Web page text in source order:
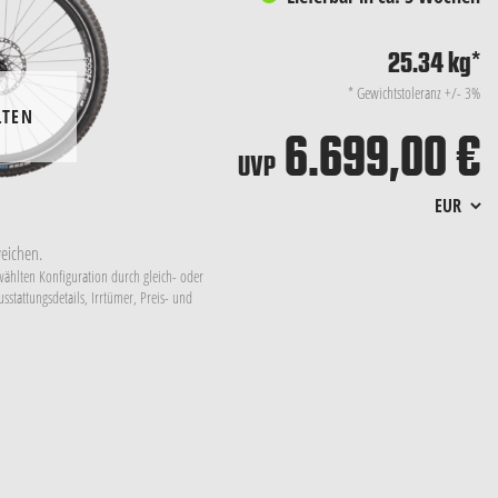
Konfiguration durch gleich- oder
Irrtümer, Preis- und
25.34 kg*
* Gewichtstoleranz +/- 3%
UVP 6.699,00 €